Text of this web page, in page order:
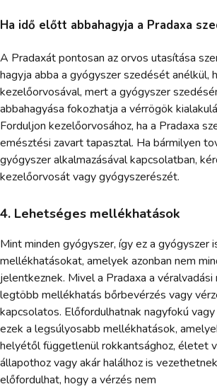
Ha idő előtt abbahagyja a Pradaxa
A Pradaxát pontosan az orvos utasítása
hagyja abba a gyógyszer szedését anélkül,
kezelőorvosával, mert a gyógyszer
abbahagyása fokozhatja a vérrögök
Forduljon kezelőorvosához, ha a Pradaxa
emésztési zavart tapasztal. Ha bármilyen
gyógyszer alkalmazásával kapcsolatban,
kezelőorvosát vagy gyógyszerészét.
4. Lehetséges mellékhatások
Mint minden gyógyszer, így ez a gyógyszer
mellékhatásokat, amelyek azonban nem
jelentkeznek. Mivel a Pradaxa a véralvadási
legtöbb mellékhatás bőrbevérzés vagy
kapcsolatos. Előfordulhatnak nagyfokú
ezek a legsúlyosabb mellékhatások,
helyétől függetlenül rokkantsághoz, életet
állapothoz vagy akár halálhoz is
előfordulhat, hogy a vérzés nem